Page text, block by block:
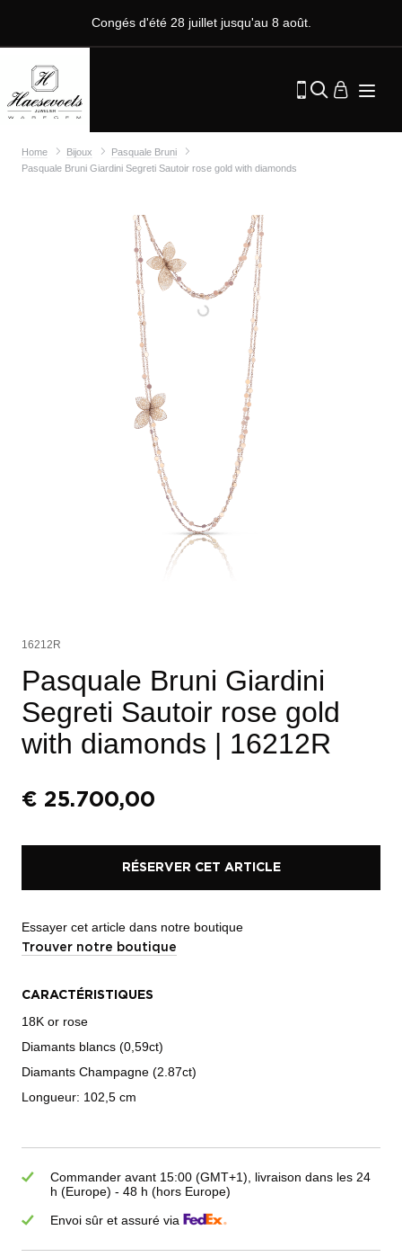
Congés d'été 28 juillet jusqu'au 8 août.
Home Bijoux
Pasquale Bruni
Pasquale Bruni Giardini Segreti Sautoir rose gold with diamonds
16212R
Pasquale Bruni Giardini
Segreti Sautoir rose gold
with diamonds | 16212R
€ 25.700,00
RÉSERVER CET ARTICLE
Essayer cet article dans notre boutique
Trouver notre boutique
CARACTÉRISTIQUES
18K or rose
Diamants blancs (0,59ct)
Diamants Champagne (2.87ct)
Longueur: 102,5 cm
Commander avant 15:00 (GMT+1), livraison dans les 24
h (Europe) - 48 h (hors Europe)
Envoi sûr et assuré via